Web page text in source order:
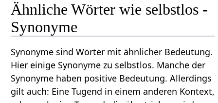
Ähnliche Wörter wie selbstlos -
Synonyme
Synonyme sind Wörter mit ähnlicher Bedeutung.
Hier einige Synonyme zu selbstlos. Manche der
Synonyme haben positive Bedeutung. Allerdings
gilt auch: Eine Tugend in einem anderen Kontext,